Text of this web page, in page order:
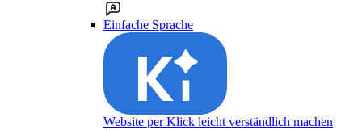
Einfache Sprache
Website per Klick leicht verständlich machen